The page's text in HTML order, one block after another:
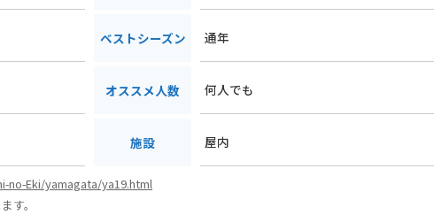
ベストシーズン 通年
オススメ人数 何人でも
施設 屋内
Eki/yamagata/ya19.html
す。